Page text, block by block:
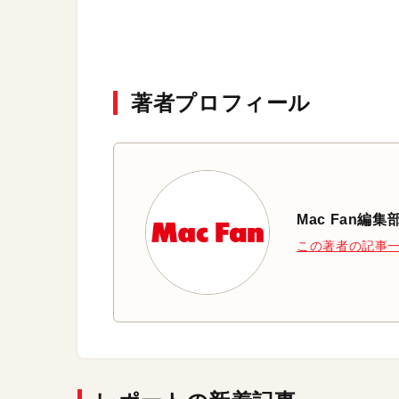
著者プロフィール
Mac Fan編集
この著者の記事